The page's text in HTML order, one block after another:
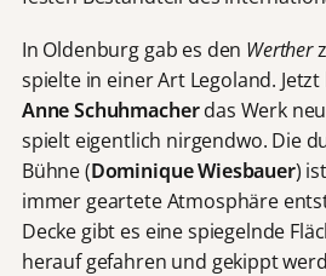
In Oldenburg gab es den Werther
spielte in einer Art Legoland.
Anne Schuhmacherdas Werk
spielt eigentlich nirgendwo. Die
Bühne (Dominique Wiesbauer)
immer geartete Atmosphäre
Decke gibt es eine spiegelnde
herauf gefahren und gekippt